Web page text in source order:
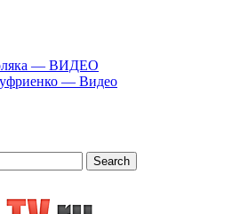
— ВИДЕО
— Видео
Search